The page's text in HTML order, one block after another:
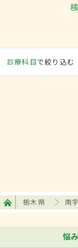
診療科目で絞り込む
栃木県 南
悩